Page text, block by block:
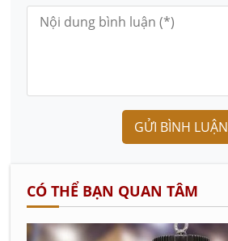
GỬI BÌNH LUẬN
CÓ THỂ BẠN QUAN TÂM